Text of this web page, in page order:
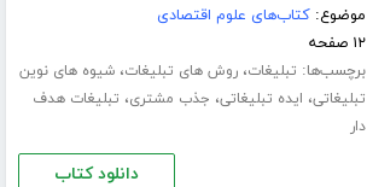
موضوع:کتاب‌های علوم اقتصادی
۱۲ صفحه
برچسب‌ها: تبلیغات،روش های تبلیغات،شیوه های نوین
تبلیغاتی، ایده تبلیغاتی، جذب مشتری، تبلیغات هدف
دار
دانلود کتاب